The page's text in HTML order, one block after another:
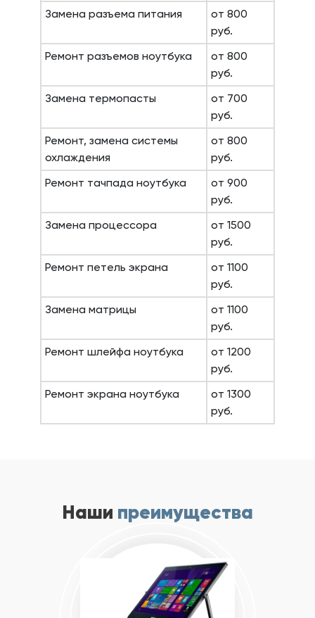
Замена разъема питания
от 800
руб.
Ремонт разъемов ноутбука
от 800
руб.
Замена термопасты
от 700
руб.
Ремонт, замена системы
охлаждения
от 800
руб.
Ремонт тачпада ноутбука
от 900
руб.
Замена процессора
от 1500
руб.
Ремонт петель экрана
от 1100
руб.
Замена матрицы
от 1100
руб.
Ремонт шлейфа ноутбука
от 1200
руб.
Ремонт экрана ноутбука
от 1300
руб.
Наши преимущества